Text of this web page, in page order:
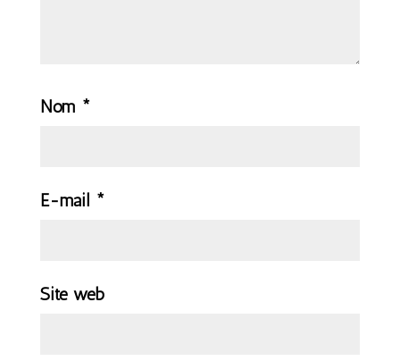
Nom *
E-mail *
Site web